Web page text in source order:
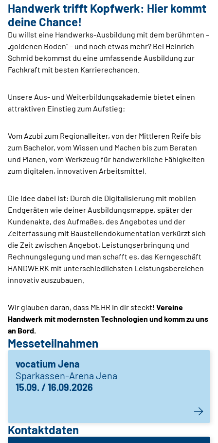
Handwerk trifft Kopfwerk: Hier kommt
deine Chance!
Du willst eine Handwerks-Ausbildung mit dem berühmten –
„goldenen Boden“ – und noch etwas mehr? Bei Heinrich
Schmid bekommst du eine umfassende Ausbildung zur
Fachkraft mit besten Karrierechancen.
Unsere Aus- und Weiterbildungsakademie bietet einen
attraktiven Einstieg zum Aufstieg:
Vom Azubi zum Regionalleiter, von der Mittleren Reife bis
zum Bachelor, vom Wissen und Machen bis zum Beraten
und Planen, vom Werkzeug für handwerkliche Fähigkeiten
zum digitalen, innovativen Arbeitsmittel.
Die Idee dabei ist: Durch die Digitalisierung mit mobilen
Endgeräten wie deiner Ausbildungsmappe, später der
Kundenakte, des Aufmaßes, des Angebotes und der
Zeiterfassung mit Baustellendokumentation verkürzt sich
die Zeit zwischen Angebot, Leistungserbringung und
Rechnungslegung und man schafft es, das Kerngeschäft
HANDWERK mit unterschiedlichsten Leistungsbereichen
innovativ auszubauen.
Wir glauben daran, dass MEHR in dir steckt! Vereine
Handwerk mit modernsten Technologien und komm zu uns
an Bord.
Messeteilnahmen
vocatium Jena
Sparkassen-Arena Jena
15.09. / 16.09.2026
Kontaktdaten